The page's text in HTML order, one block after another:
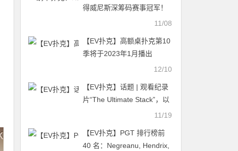
得威尼斯深筹码赛事冠军！
11/08
【EV扑克】高额桌扑克第10
季将于2023年1月播出
12/10
【EV扑克】话题 | 观看纪录
片“The Ultimate Stack”，以
不同的方式关注扑克锦标赛
11/19
【EV扑克】PGT 排行榜前
40 名：Negreanu, Hendrix,